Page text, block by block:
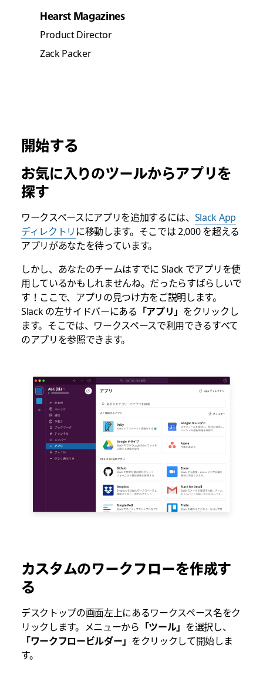
Hearst Magazines
Product Director
Zack Packer
開始する
お気に入りのツールからアプリを
探す
ワークスペースにアプリを追加するには、 Slack App
ディレクトリ に移動します。そこでは 2,000 を超える
アプリがあなたを待っています。
しかし、あなたのチームはすでに Slack でアプリを使
用しているかもしれませんね。だったらすばらしいで
す！ここで、アプリの見つけ方をご説明します。
Slack の左サイドバーにある 「アプリ」 をクリックし
ます。そこでは、ワークスペースで利用できるすべて
のアプリを参照できます。
カスタムのワークフローを作成す
る
デスクトップの画面左上にあるワークスペース名をク
リックします。メニューから 「ツール」 を選択し、
「ワークフロービルダー」 をクリックして開始しま
す。